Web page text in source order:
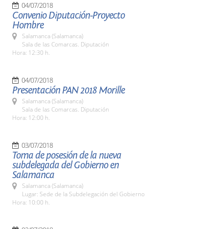
04/07/2018
Convenio Diputación-Proyecto
Hombre
Salamanca (Salamanca)
Sala de las Comarcas. Diputación
Hora: 12:30 h.
04/07/2018
Presentación PAN 2018 Morille
Salamanca (Salamanca)
Sala de las Comarcas. Diputación
Hora: 12:00 h.
03/07/2018
Toma de posesión de la nueva
subdelegada del Gobierno en
Salamanca
Salamanca (Salamanca)
Lugar: Sede de la Subdelegación del Gobierno
Hora: 10:00 h.